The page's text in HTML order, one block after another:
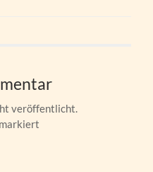
veröffentlicht.
markiert